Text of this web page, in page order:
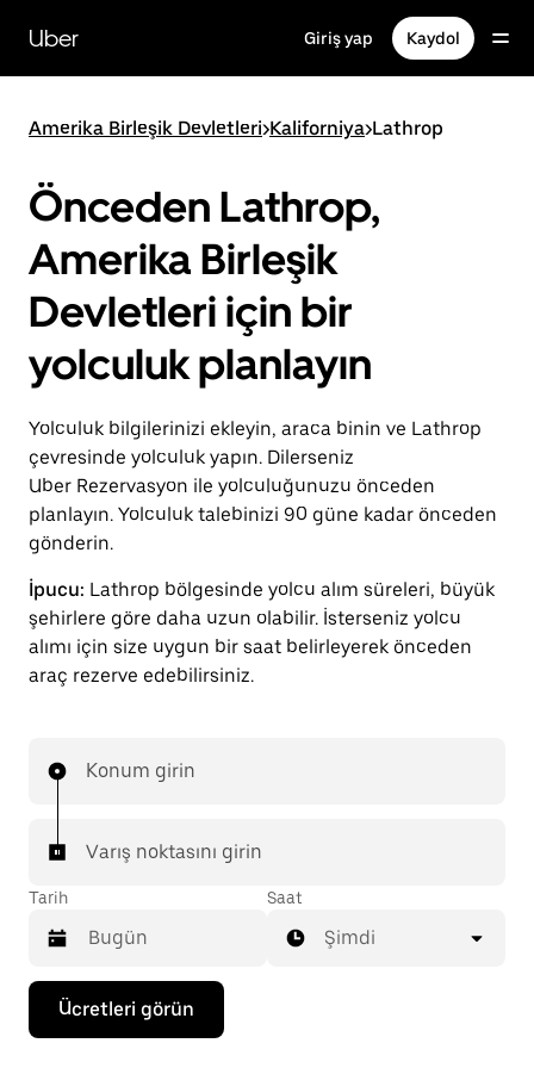
içeriğe
gidinUber Giriş yap Kaydol
Amerika Birleşik Devletleri>Kaliforniya>Lathrop
Önceden Lathrop,
Amerika Birleşik
Devletleri için bir
yolculuk planlayın
Yolculuk bilgilerinizi ekleyin, araca binin ve Lathrop
çevresinde yolculuk yapın. Dilerseniz
Uber Rezervasyon ile yolculuğunuzu önceden
planlayın. Yolculuk talebinizi 90 güne kadar önceden
gönderin.
İpucu: Lathrop bölgesinde yolcu alım süreleri, büyük
şehirlere göre daha uzun olabilir. İsterseniz yolcu
alımı için size uygun bir saat belirleyerek önceden
araç rezerve edebilirsiniz.
Konum girin
Varış noktasını girin
Tarih
Takvimle
etkileşime
geçmek
Saat
Şimdi
Ücretleri görün